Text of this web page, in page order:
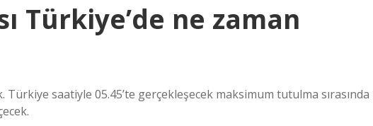
Türkiye’de ne zaman
Türkiye saatiyle 05.45’te gerçekleşecek maksimum tutulma sırasında